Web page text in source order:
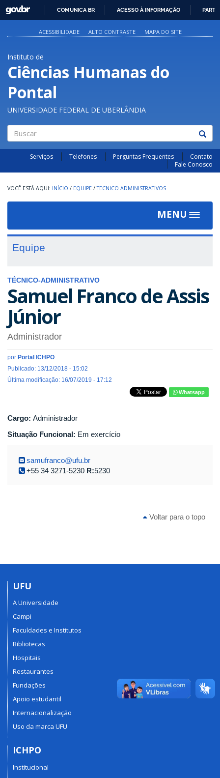
PARA
O
GOVBR
COMUNICA BR ACESSO À INFORMAÇÃO
ACESSIBILIDADE ALTO CONTRASTE MAPA DO SITE
Instituto de
Ciências Humanas do
Pontal
UNIVERSIDADE FEDERAL DE UBERLÂNDIA
Buscar
Serviços Telefones Perguntas Frequentes
Contato
Fale Conosco
INÍCIO / EQUIPE / TECNICO ADMINISTRATIVOS
MENU
Toggle
Equipe
TÉCNICO-ADMINISTRATIVO
Samuel Franco de Assis
Júnior
Administrador
por Portal ICHPO
Publicado: 13/12/2018 - 15:02
Última modificação: 16/07/2019 - 17:12
Whatsapp
Cargo: Administrador
Situação Funcional: Em exercício
samufranco@ufu.br
+55 34 3271-5230 R:5230
Voltar para o topo
UFU
A Universidade
Campi
Faculdades e Institutos
Bibliotecas
Hospitais
Restaurantes
Fundações
Apoio estudantil
Internacionalização
Uso da marca UFU
ICHPO
Institucional